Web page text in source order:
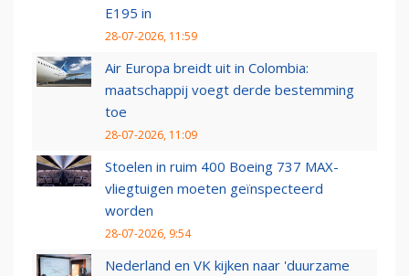
E195 in
28-07-2026, 11:59
Air Europa breidt uit in Colombia:
maatschappij voegt derde bestemming
toe
28-07-2026, 11:09
Stoelen in ruim 400 Boeing 737 MAX-
vliegtuigen moeten geïnspecteerd
worden
28-07-2026, 9:54
Nederland en VK kijken naar 'duurzame